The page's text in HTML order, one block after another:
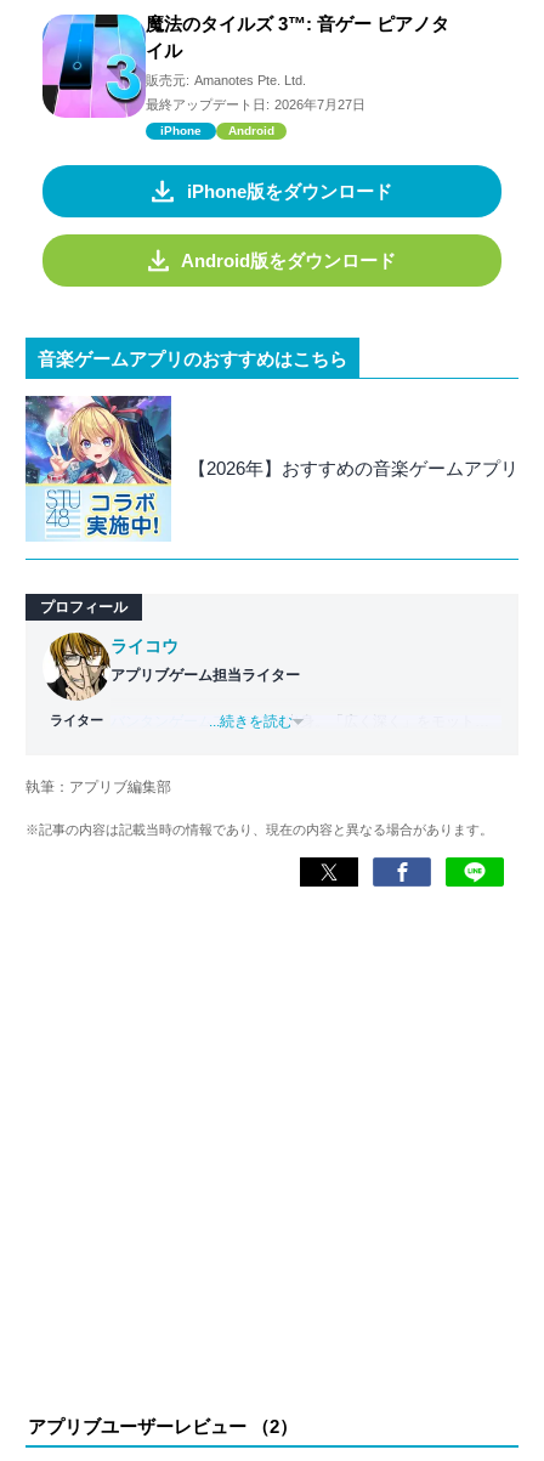
魔法のタイルズ 3™: 音ゲー ピアノタ
イル
販売元: Amanotes Pte. Ltd.
最終アップデート日: 2026年7月27日
iPhone Android
iPhone版をダウンロード
Android版をダウンロード
音楽ゲームアプリのおすすめはこちら
【2026年】おすすめの音楽ゲームアプリ
プロフィール
ライター
ライコウ
アプリブゲーム担当ライター
バンタンゲームアカデミー 出身。「広く深く」をモットー
ゲームだけでも1,000本以上。ゲーム開発者を目指した経験
くして面白さを引き出し、人々に伝えるためゲームライタ
...続きを読む
執筆：アプリブ編集部
※記事の内容は記載当時の情報であり、現在の内容と異なる場合があります。
アプリブユーザーレビュー （2）